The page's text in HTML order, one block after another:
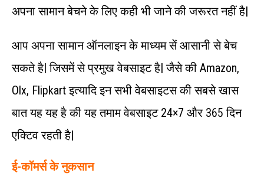
अपना सामान बेचने के लिए कही भी जाने की जरूरत नहीं है|
आप अपना सामान ऑनलाइन के माध्यम सें आसानी से बेच
सकते है| जिसमें से प्रमुख वेबसाइट है| जैसे की Amazon,
Olx, Flipkart इत्यादि इन सभी वेबसाइटस की सबसे खास
बात यह यह है की यह तमाम वेबसाइट 24×7 और 365 दिन
एक्टिव रहती है|
ई-कॉमर्स के नुकसान